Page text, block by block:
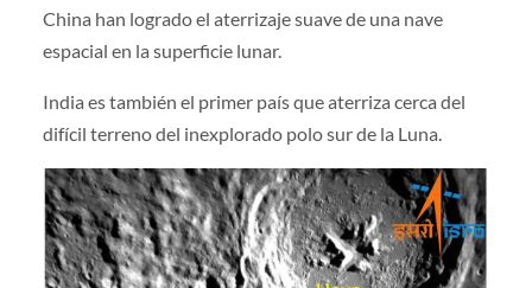
China han logrado el aterrizaje suave de una nave
espacial en la superficie lunar.
India es también el primer país que aterriza cerca del
difícil terreno del inexplorado polo sur de la Luna.